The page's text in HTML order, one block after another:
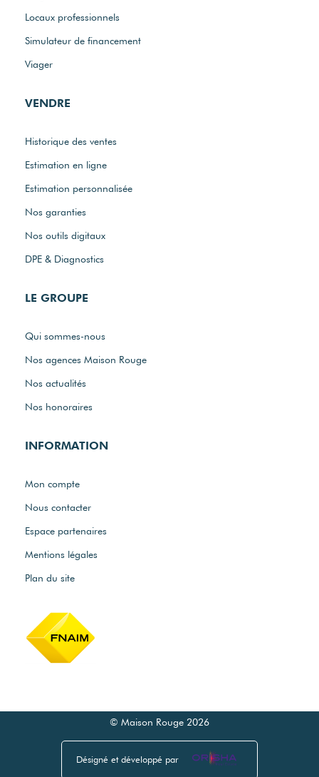
Locaux professionnels
Simulateur de financement
Viager
VENDRE
Historique des ventes
Estimation en ligne
Estimation personnalisée
Nos garanties
Nos outils digitaux
DPE & Diagnostics
LE GROUPE
Qui sommes-nous
Nos agences Maison Rouge
Nos actualités
Nos honoraires
INFORMATION
Mon compte
Nous contacter
Espace partenaires
Mentions légales
Plan du site
© Maison Rouge 2026
Désigné et développé par